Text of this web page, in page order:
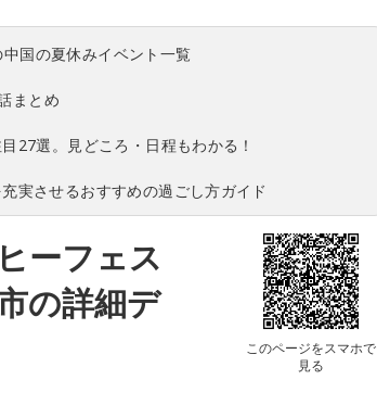
国の夏休みイベント一覧
まとめ
27選。見どころ・日程もわかる！
実させるおすすめの過ごし方ガイド
ーフェス
の詳細デ
このページをスマホで
見る